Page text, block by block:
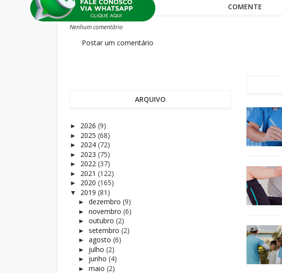
COMENTE
Nenhum comentário
Postar um comentário
ARQUIVO
► 2026 (9)
► 2025 (68)
► 2024 (72)
► 2023 (75)
► 2022 (37)
► 2021 (122)
► 2020 (165)
▼ 2019 (81)
► dezembro (9)
► novembro (6)
► outubro (2)
► setembro (2)
► agosto (6)
► julho (2)
► junho (4)
► maio (2)